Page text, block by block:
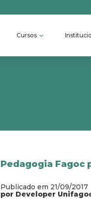
Cursos
Pedagogia Fagoc
Publicado em 21/09/2017
por Developer